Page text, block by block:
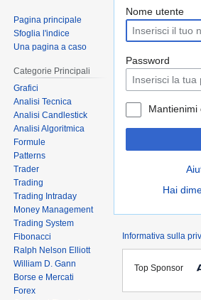
Jump
to
navigation
Jump
to
search
Nome utente
Password
Mantienimi
Hai
Pagina principale
Sfoglia l'indice
Una pagina a caso
Categorie Principali
Grafici
Analisi Tecnica
Analisi Candlestick
Analisi Algoritmica
Formule
Patterns
Trader
Trading
Trading Intraday
Money Management
Trading System
Fibonacci
Ralph Nelson Elliott
William D. Gann
Borse e Mercati
Forex
Informativa sulla
Top Sponsor